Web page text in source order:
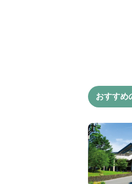
おすすめ